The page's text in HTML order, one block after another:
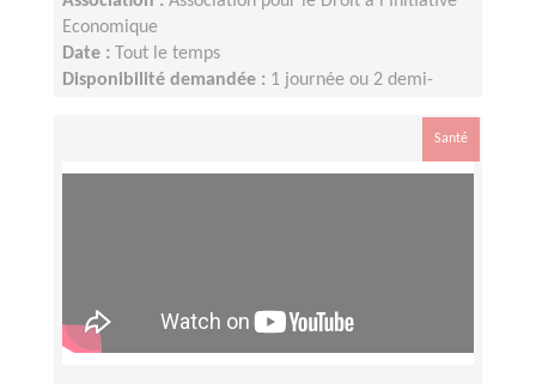
Economique
Date :
Tout le temps
Disponibilité demandée : 1 journée ou 2 demi-
Santé